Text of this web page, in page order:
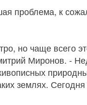
проблема, к
но чаще всего
Миронов. -
землях.